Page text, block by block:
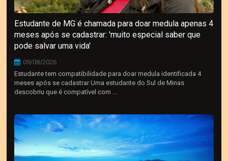
Estudante de MG é chamada para doar medula apenas 4
meses após se cadastrar: 'muito especial saber que
pode salvar uma vida'
09/08/2026
Estudante tem compatibilidade para doar medula identificada 4
meses após se cadastrar Uma estudante do Sul de Minas
descobriu que é compatível com ...